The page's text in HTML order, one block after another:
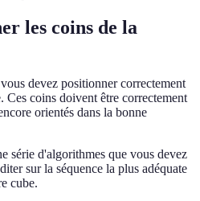
les coins de la
devez positionner correctement
Ces coins doivent être correctement
orientés dans la bonne
série d'algorithmes que vous devez
sur la séquence la plus adéquate
cube.